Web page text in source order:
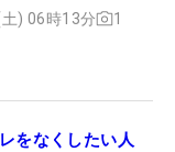
) 06時13分 1
をなくしたい人